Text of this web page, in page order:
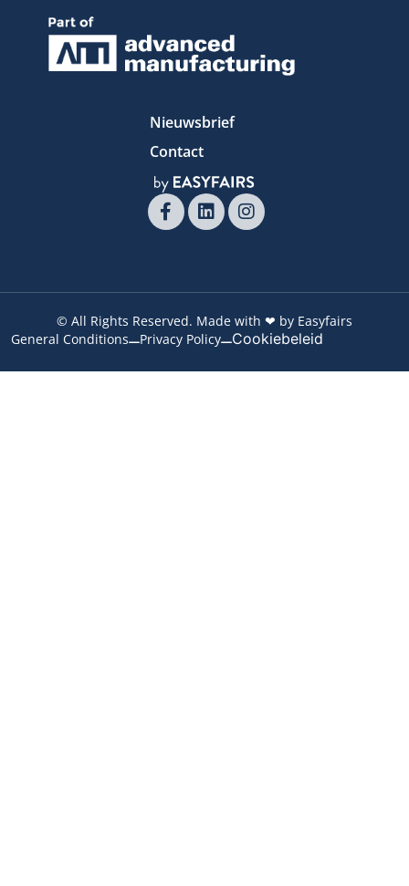
Nieuwsbrief
Contact
© All Rights Reserved. Made with ❤ by Easyfairs
General Conditions
Privacy Policy Cookiebeleid